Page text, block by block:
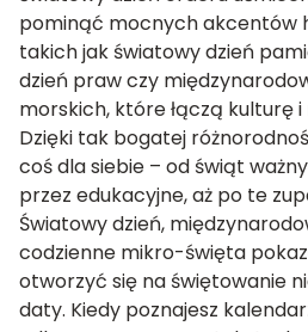
pominąć mocnych akcentów
takich jak światowy dzień
dzień praw czy
morskich, które łączą kulturę i
Dzięki tak bogatej
coś dla siebie – od świąt
przez edukacyjne, aż po te
Światowy dzień,
codzienne mikro-święta
otworzyć się na świętowanie
daty. Kiedy poznajesz